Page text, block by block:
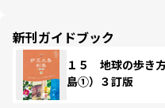
新刊ガイドブック
１５ 地球の歩き
島①）３訂版